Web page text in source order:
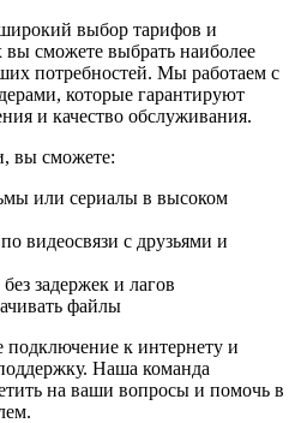
выбор тарифов и
вы сможете выбрать наиболее
потребностей. Мы работаем с
которые гарантируют
и качество обслуживания.
вы сможете:
или сериалы в высоком
видеосвязи с друзьями и
задержек и лагов
файлы
к интернету и
Наша команда
на ваши вопросы и помочь в